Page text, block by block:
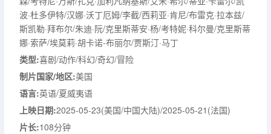
波·杜多伊特/汉娜·沃丁厄姆/李截/西莉亚·肯尼/布雷克·拉本兹/
斯凯勒·拜布尔/朱迪·阮/克里斯蒂安·杨/考特妮·科尔曼/克里斯蒂
娜·索萨/埃莫莉·胡卡诺-布丽尔/贾斯汀·马丁
类型:喜剧/动作/科幻/奇幻/冒险
制片国家/地区:美国
语言:英语/夏威夷语
上映日期:2025-05-23(美国/中国大陆)/2025-05-21(法国)
片长:108分钟